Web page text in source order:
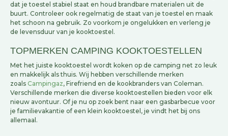
dat je toestel stabiel staat en houd brandbare materialen uit de
buurt. Controleer ook regelmatig de staat van je toestel en maak
het schoon na gebruik. Zo voorkom je ongelukken en verleng je
de levensduur van je kooktoestel.
TOPMERKEN CAMPING KOOKTOESTELLEN
Met het juiste kooktoestel wordt koken op de camping net zo leuk
en makkelijk als thuis. Wij hebben verschillende merken
zoals Campingaz, Firefriend en de kookbranders van Coleman.
Verschillende merken die diverse kooktoestellen bieden voor elk
nieuw avontuur. Of je nu op zoek bent naar een gasbarbecue voor
je familievakantie of een klein kooktoestel, je vindt het bij ons
allemaal.